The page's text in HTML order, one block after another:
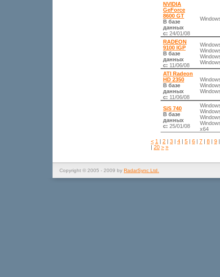
NVIDIA
GeForce
8600 GT
В базе
данных
с: 24/01/08
RADEON
9100 IGP
В базе
данных
с: 11/06/08
ATI Radeon
HD 2350
В базе
данных
с: 11/06/08
SiS 740
В базе
данных
с: 25/01/08
x64
< 1 | 2 | 3 | 4 | 5 | 6 | 7 | 8 | 9
| 20 > »
Copyright © 2005 - 2009 by RadarSync Ltd.